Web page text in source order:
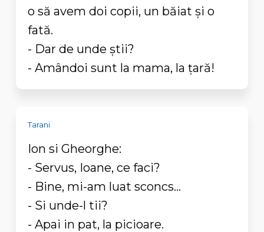
o să avem doi copii, un băiat și o
fată.
- Dar de unde știi?
- Amândoi sunt la mama, la țară!
Tarani
Ion si Gheorghe:
- Servus, Ioane, ce faci?
- Bine, mi-am luat sconcs...
- Si unde-l tii?
- Apai in pat, la picioare.